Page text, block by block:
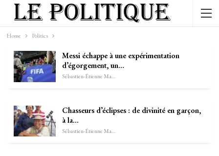
Home Politics
Messi échappe à une expérimentation
d’égorgement, un…
Sébastien-Étienne Marechal
Chasseurs d’éclipses : de divinité en garçon,
à la…
Sébastien-Étienne Marechal